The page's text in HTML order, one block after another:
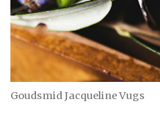
Goudsmid Jacqueline Vugs